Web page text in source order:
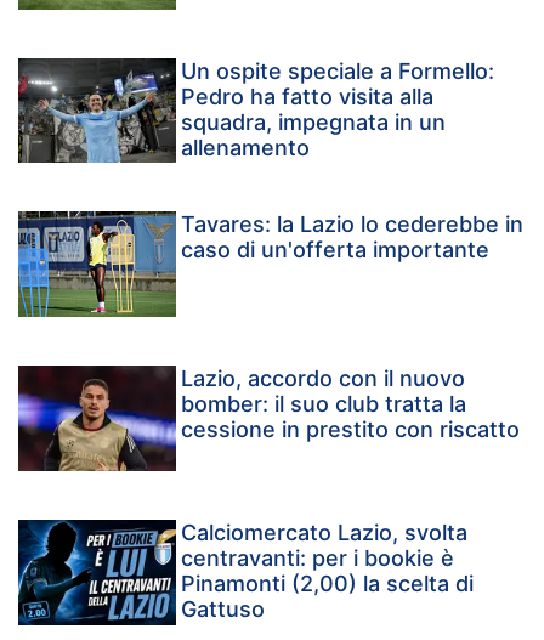
Un ospite speciale a Formello:
Pedro ha fatto visita alla
squadra, impegnata in un
allenamento
Tavares: la Lazio lo cederebbe in
caso di un'offerta importante
Lazio, accordo con il nuovo
bomber: il suo club tratta la
cessione in prestito con riscatto
Calciomercato Lazio, svolta
centravanti: per i bookie è
Pinamonti (2,00) la scelta di
Gattuso